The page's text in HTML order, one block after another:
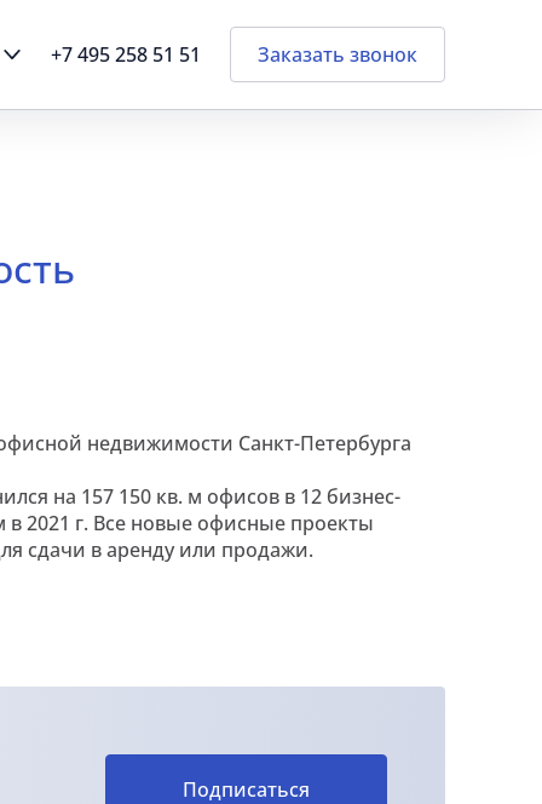
+7 495 258 51 51 Заказать звонок
недвижимости Санкт-Петербурга
на 157 150 кв. м офисов в 12 бизнес-
2021 г. Все новые офисные проекты
сдачи в аренду или продажи.
Подписаться